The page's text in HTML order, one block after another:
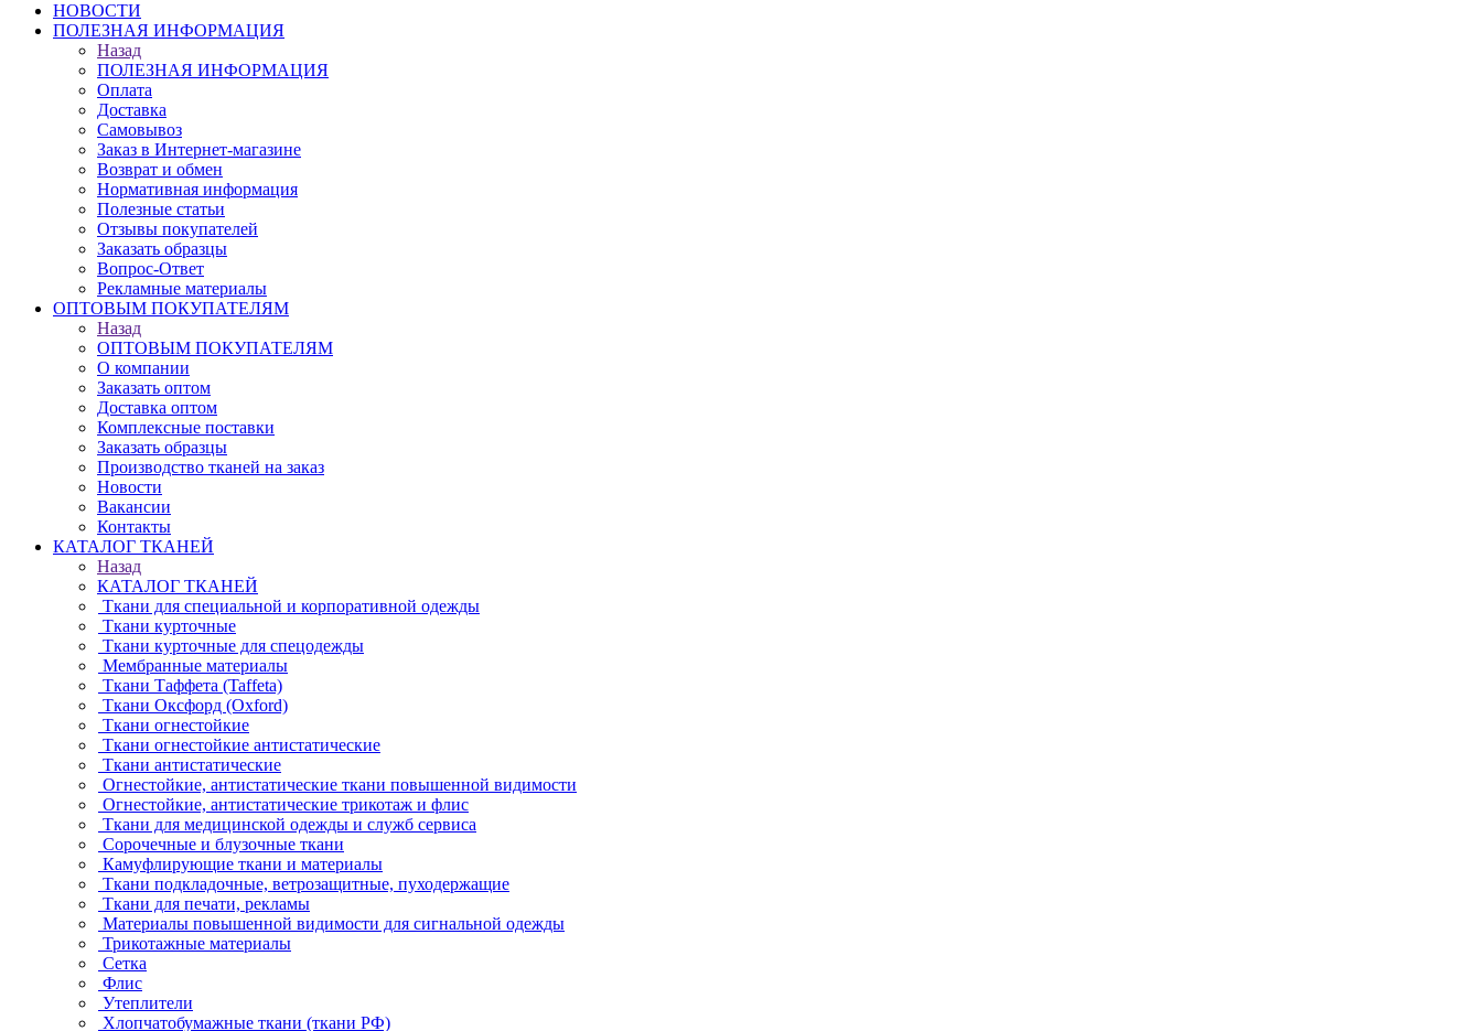
НОВОСТИ
ПОЛЕЗНАЯ ИНФОРМАЦИЯ
Назад
ПОЛЕЗНАЯ ИНФОРМАЦИЯ
Оплата
Доставка
Самовывоз
Заказ в Интернет-магазине
Возврат и обмен
Нормативная информация
Полезные статьи
Отзывы покупателей
Заказать образцы
Вопрос-Ответ
Рекламные материалы
ОПТОВЫМ ПОКУПАТЕЛЯМ
Назад
ОПТОВЫМ ПОКУПАТЕЛЯМ
О компании
Заказать оптом
Доставка оптом
Комплексные поставки
Заказать образцы
Производство тканей на заказ
Новости
Вакансии
Контакты
КАТАЛОГ ТКАНЕЙ
Назад
КАТАЛОГ ТКАНЕЙ
Ткани для специальной и корпоративной одежды
Ткани курточные
Ткани курточные для спецодежды
Мембранные материалы
Ткани Таффета (Taffeta)
Ткани Оксфорд (Oxford)
Ткани огнестойкие
Ткани огнестойкие антистатические
Ткани антистатические
Огнестойкие, антистатические ткани повышенной видимости
Огнестойкие, антистатические трикотаж и флис
Ткани для медицинской одежды и служб сервиса
Сорочечные и блузочные ткани
Камуфлирующие ткани и материалы
Ткани подкладочные, ветрозащитные, пуходержащие
Ткани для печати, рекламы
Материалы повышенной видимости для сигнальной одежды
Трикотажные материалы
Сетка
Флис
Утеплители
Хлопчатобумажные ткани (ткани РФ)